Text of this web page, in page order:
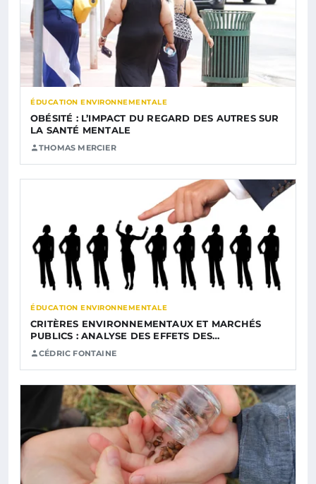
ÉDUCATION ENVIRONNEMENTALE
OBÉSITÉ : L’IMPACT DU REGARD DES AUTRES SUR
LA SANTÉ MENTALE
THOMAS MERCIER
ÉDUCATION ENVIRONNEMENTALE
CRITÈRES ENVIRONNEMENTAUX ET MARCHÉS
PUBLICS : ANALYSE DES EFFETS DES…
CÉDRIC FONTAINE